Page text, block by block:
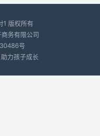
版权所有
务有限公司
号
力孩子成长